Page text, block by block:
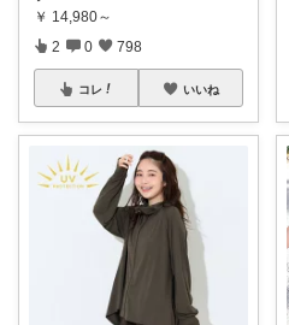
￥ 14,980～
2 0 798
コレ いいね